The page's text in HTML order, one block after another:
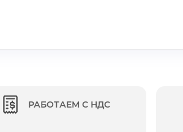
РАБОТАЕМ С НДС